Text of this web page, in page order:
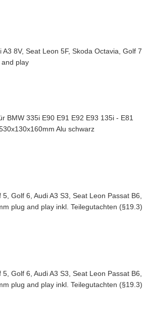
8V, Seat Leon 5F, Skoda Octavia, Golf 7
play
BMW 335i E90 E91 E92 E93 135i - E81
Alu schwarz
Golf 6, Audi A3 S3, Seat Leon Passat B6,
plug and play inkl. Teilegutachten (§19.3)
Golf 6, Audi A3 S3, Seat Leon Passat B6,
plug and play inkl. Teilegutachten (§19.3)